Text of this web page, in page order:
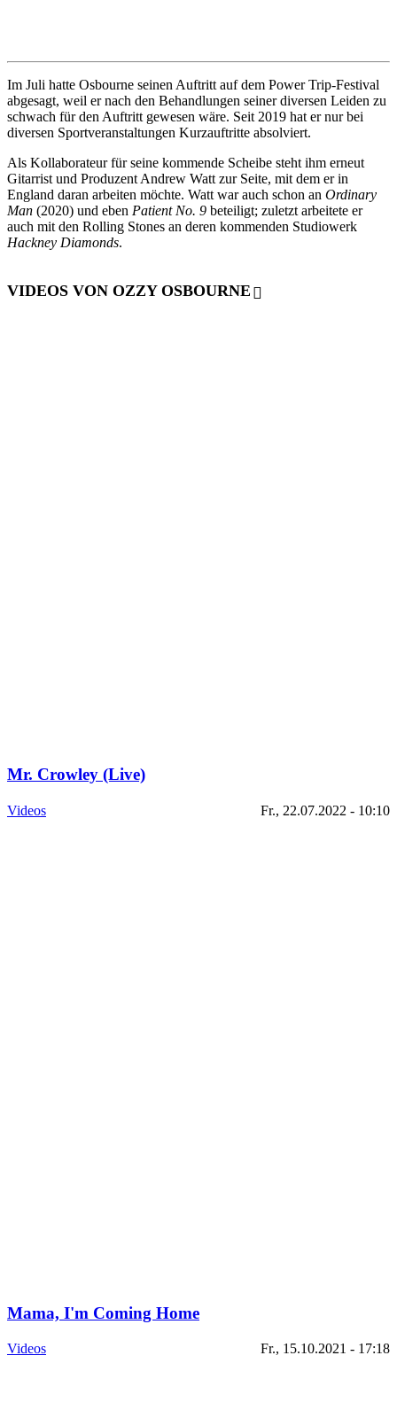
Im Juli hatte Osbourne seinen Auftritt auf dem Power Trip-Festival
abgesagt, weil er nach den Behandlungen seiner diversen Leiden zu
schwach für den Auftritt gewesen wäre. Seit 2019 hat er nur bei
diversen Sportveranstaltungen Kurzauftritte absolviert.
Als Kollaborateur für seine kommende Scheibe steht ihm erneut
Gitarrist und Produzent Andrew Watt zur Seite, mit dem er in
England daran arbeiten möchte. Watt war auch schon an Ordinary
Man (2020) und eben Patient No. 9 beteiligt; zuletzt arbeitete er
auch mit den Rolling Stones an deren kommenden Studiowerk
Hackney Diamonds.
VIDEOS VON OZZY OSBOURNE
Mr. Crowley (Live)
Videos Fr., 22.07.2022 - 10:10
Mama, I'm Coming Home
Videos Fr., 15.10.2021 - 17:18